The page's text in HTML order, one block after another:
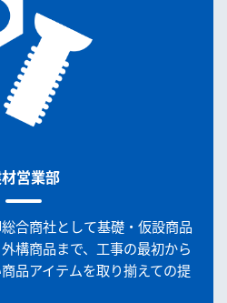
営業部
合商社として基礎・仮設商品
構商品まで、工事の最初から
品アイテムを取り揃えての提